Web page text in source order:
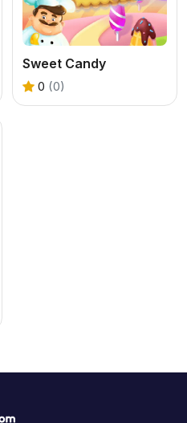
Sweet Candy
0 (0)